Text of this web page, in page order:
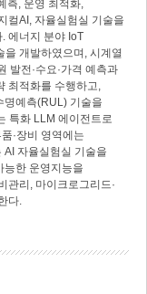
측, 운영 최적화,
컬AI, 자율실험실 기술을
에너지 분야 IoT
을 개발하였으며, 시계열
발전·수요·가격 예측과
최적화를 수행하고,
명예측(RUL) 기술을
특화 LLM 에이전트로
·장비 영역에는
자율실험실 기술을
능한 운영지능을
관리, 마이크로그리드·
다.